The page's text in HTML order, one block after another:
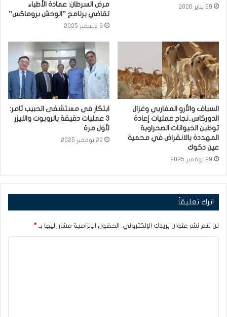
29 يناير 2026
مرض السرطان: عمادة الأطباء
تقاضي برنامج ”الوحش بروماكس”
9 ديسمبر 2025
السياف والأرو المغاربي وغزال
الدوركاس..نجاح عمليات إعادة
توطين الحيوانات الصحراوية
المهددة بالانقراض في محمية
عين دكوك
29 نوفمبر 2025
ابتكار في مستشفى الحبيب ثامر:
3 عمليات دقيقة بالروبوت والليزر
لأول مرة
22 نوفمبر 2025
اترك تعليقاً
لن يتم نشر عنوان بريدك الإلكتروني. الحقول الإلزامية مشار إليها بـ *